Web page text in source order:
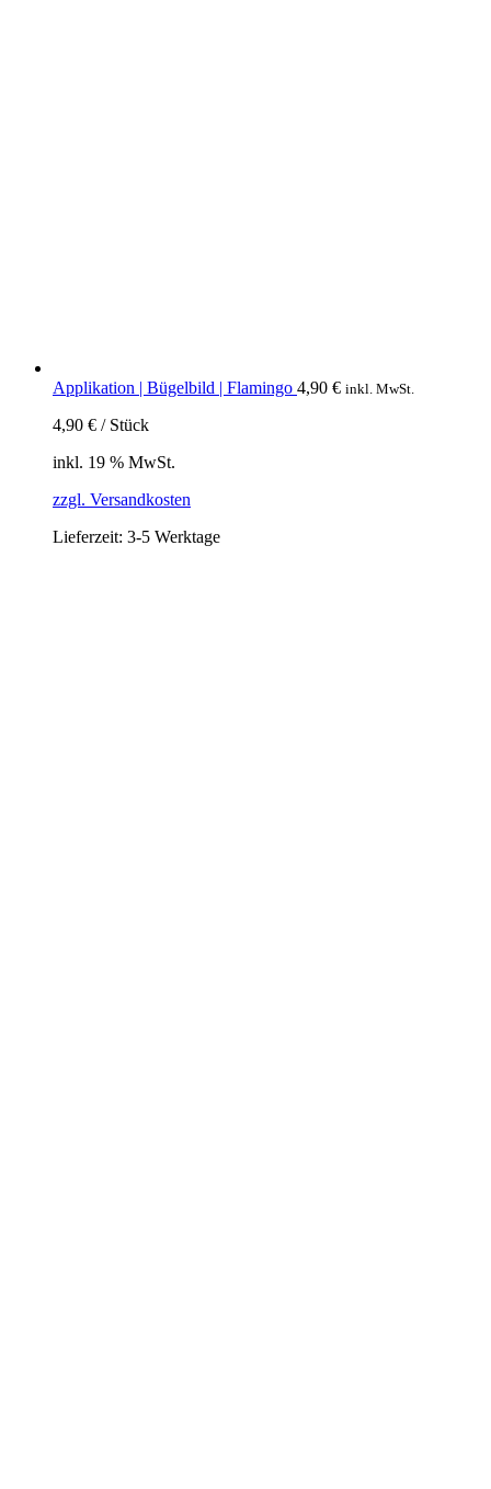
Applikation | Bügelbild | Flamingo 4,90 € inkl. MwSt.
4,90 € / Stück
inkl. 19 % MwSt.
zzgl. Versandkosten
Lieferzeit: 3-5 Werktage